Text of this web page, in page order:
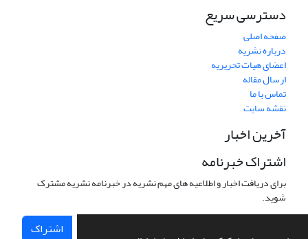
دسترسی سریع
صفحه اصلی
درباره نشریه
اعضای هیات تحریریه
ارسال مقاله
تماس با ما
نقشه سایت
آخرین اخبار
اشتراک خبرنامه
برای دریافت اخبار و اطلاعیه های مهم نشریه در خبرنامه نشریه مشترک
شوید.
اشتراک